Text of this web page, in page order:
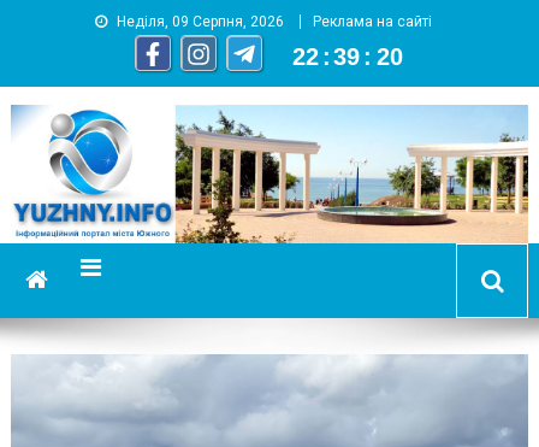
Неділя, 09 Серпня, 2026 Реклама на сайті
22 :39 : 21
YUZHNY.INFO
информационный портал города Южный